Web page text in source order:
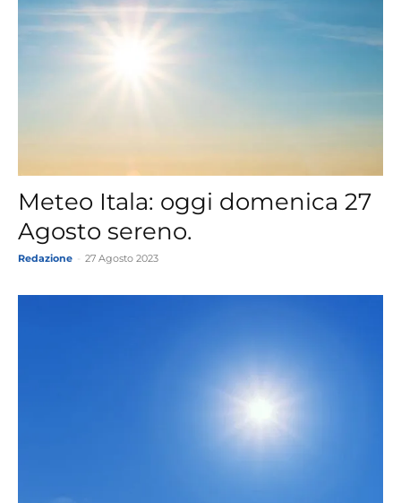
Meteo Itala: oggi domenica 27
Agosto sereno.
Redazione 27 Agosto 2023